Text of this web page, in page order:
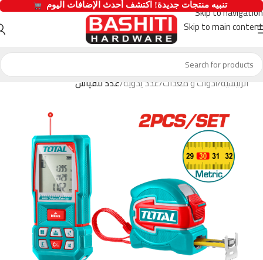
Skip to navigation
Skip to main content
الرئيسية أدوات و معدات عدد يدوية عدد للقياس
  تنبيه منتجات جديدة! اكتشف أحدث الإضافات اليوم